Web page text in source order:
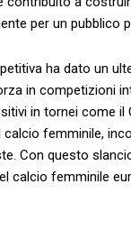
per ‌un pubblico
⁣ha dato un
in competizioni
in tornei come
femminile,
Con questo
calcio femminile